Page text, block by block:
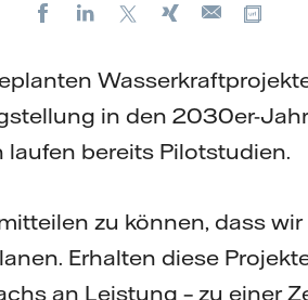
FacebookLinkedIn Xing
E-
in den 2030er-
bereits Pilotstudien.
zu können, dass
Erhalten diese
an Leistung – zu einer